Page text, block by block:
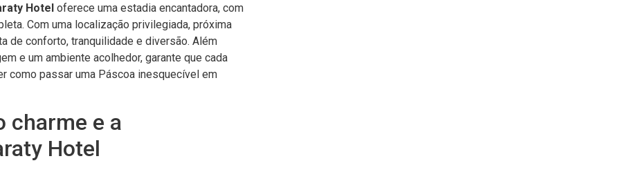
Hotel oferece uma estadia encantadora, com
Com uma localização privilegiada, próxima
de conforto, tranquilidade e diversão. Além
e um ambiente acolhedor, garante que cada
como passar uma Páscoa inesquecível em
charme e a
Hotel